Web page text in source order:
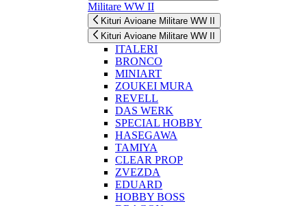
Militare WW II
Kituri Avioane Militare WW II
Kituri Avioane Militare WW II
ITALERI
BRONCO
MINIART
ZOUKEI MURA
REVELL
DAS WERK
SPECIAL HOBBY
HASEGAWA
TAMIYA
CLEAR PROP
ZVEZDA
EDUARD
HOBBY BOSS